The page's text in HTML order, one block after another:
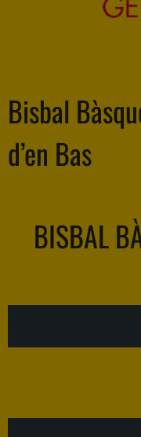
Bisbal
d’en Bas
BISBAL